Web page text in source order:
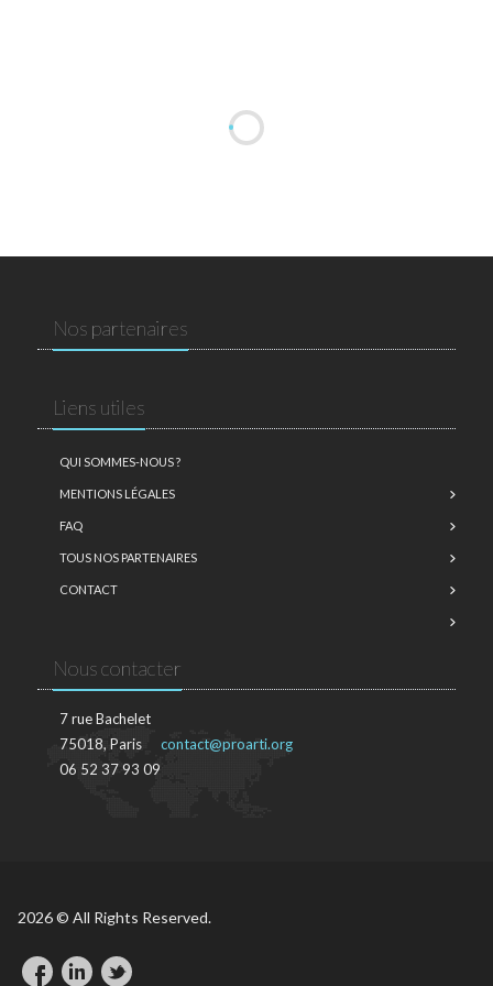
Nos partenaires
Liens utiles
QUI SOMMES-NOUS ?
MENTIONS LÉGALES
FAQ
TOUS NOS PARTENAIRES
CONTACT
Nous contacter
7 rue Bachelet
75018, Paris
06 52 37 93 09
contact@proarti.org
2026 © All Rights Reserved.